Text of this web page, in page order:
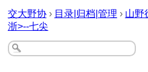
交大野协 › 目录|归档|管理 › 山野
浙>--七尖